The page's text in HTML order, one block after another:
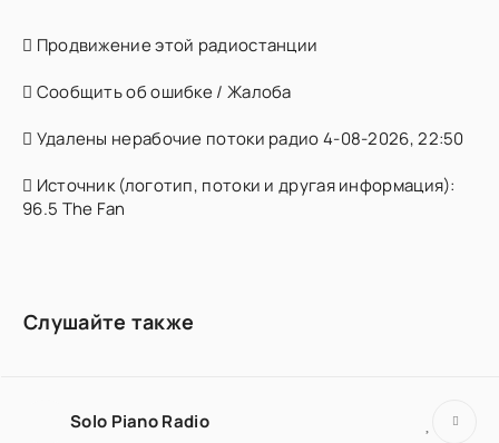
Продвижение этой радиостанции
Сообщить об ошибке / Жалоба
Удалены нерабочие потоки радио 4-08-2026, 22:50
Источник (логотип, потоки и другая информация):
96.5 The Fan
Слушайте также
Solo Piano Radio